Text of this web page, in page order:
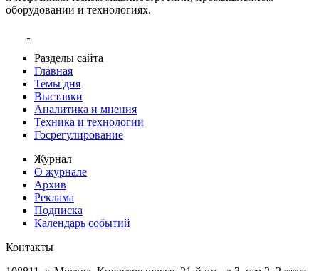
оборудовании и технологиях.
Разделы сайта
Главная
Темы дня
Выставки
Аналитика и мнения
Техника и технологии
Госрегулирование
Журнал
О журнале
Архив
Реклама
Подписка
Календарь событий
Контакты